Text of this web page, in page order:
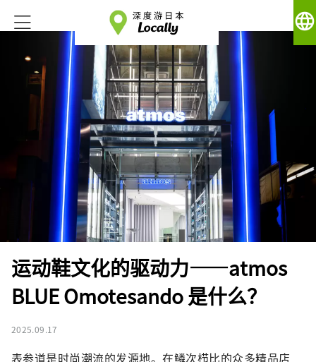
language
运动鞋文化的驱动力——atmos
BLUE Omotesando 是什么？
2025.09.17
表参道是时尚潮流的发源地。在鳞次栉比的众多精品店